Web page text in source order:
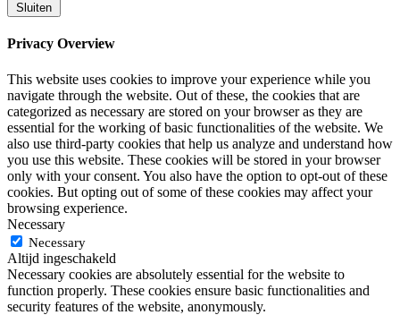
Sluiten
Privacy Overview
This website uses cookies to improve your experience while you
navigate through the website. Out of these, the cookies that are
categorized as necessary are stored on your browser as they are
essential for the working of basic functionalities of the website. We
also use third-party cookies that help us analyze and understand how
you use this website. These cookies will be stored in your browser
only with your consent. You also have the option to opt-out of these
cookies. But opting out of some of these cookies may affect your
browsing experience.
Necessary
Necessary
Altijd ingeschakeld
Necessary cookies are absolutely essential for the website to
function properly. These cookies ensure basic functionalities and
security features of the website, anonymously.